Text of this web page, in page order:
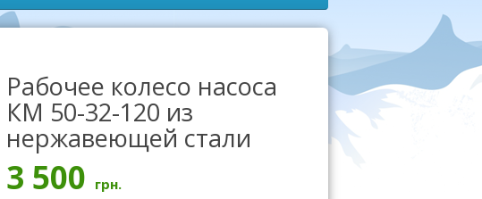
Рабочее колесо насоса
КМ 50-32-120 из
нержавеющей стали
3 500 грн.